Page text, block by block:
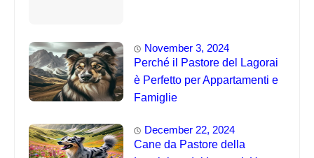
November 3, 2024
Perché il Pastore del Lagorai
è Perfetto per Appartamenti e
Famiglie
December 22, 2024
Cane da Pastore della